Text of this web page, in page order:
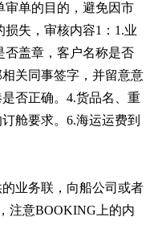
审单的目的，避免因市
失，审核内容1：1.业
否盖章，客户名称是否
关同事签字，并留意意
否正确。4.货品名、重
舱要求。6.海运运费到
业务联，向船公司或者
注意BOOKING上的内